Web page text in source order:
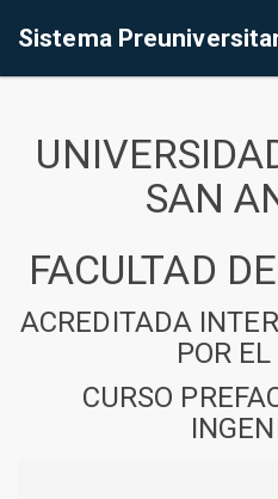
Sistema
SAN
FACULTAD
ACREDITADA
POR
CURSO